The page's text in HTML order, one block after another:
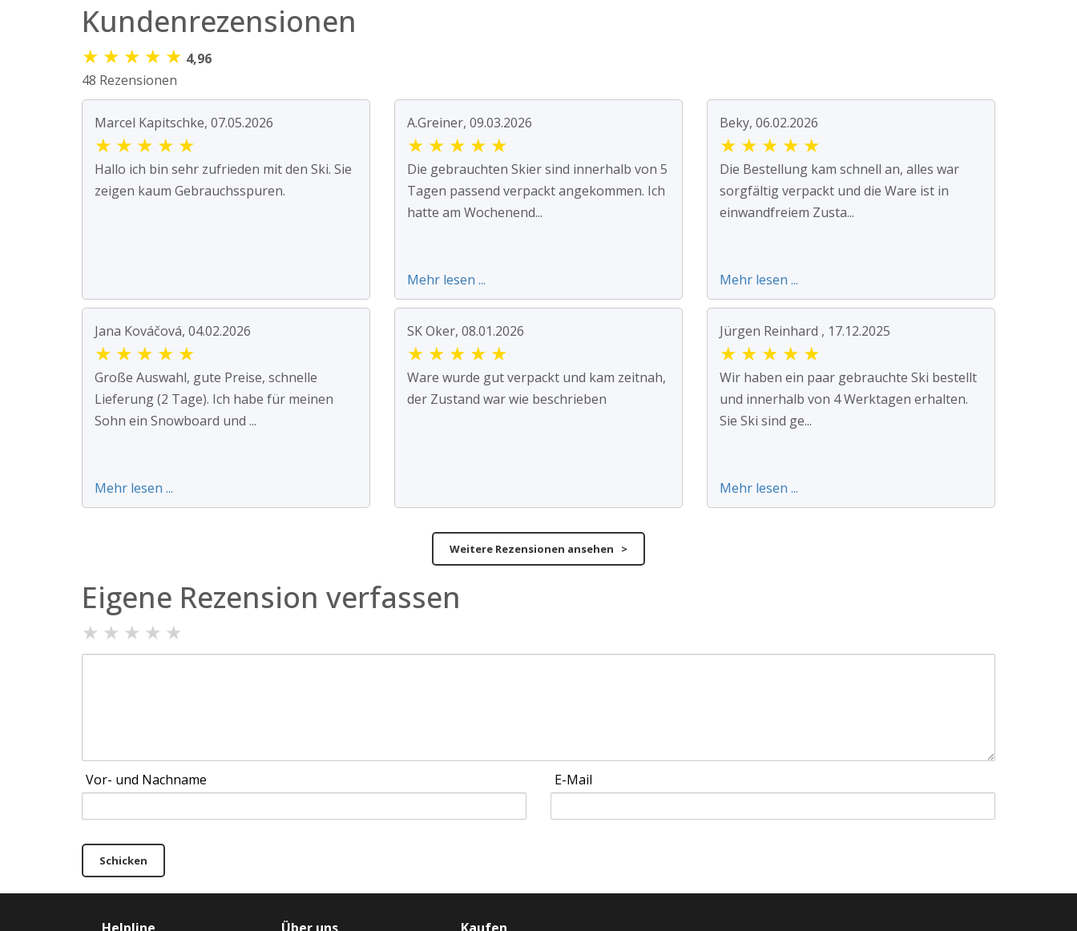
Kundenrezensionen
★ ★ ★ ★ ★ 4,96
48 Rezensionen
Marcel Kapitschke, 07.05.2026
★ ★ ★ ★ ★
Hallo ich bin sehr zufrieden mit den Ski. Sie
zeigen kaum Gebrauchsspuren.
A.Greiner, 09.03.2026
★ ★ ★ ★ ★
Die gebrauchten Skier sind innerhalb von 5
Tagen passend verpackt angekommen. Ich
hatte am Wochenend...
Mehr lesen ...
Beky, 06.02.2026
★ ★ ★ ★ ★
Die Bestellung kam schnell an, alles war
sorgfältig verpackt und die Ware ist in
einwandfreiem Zusta...
Mehr lesen ...
Jana Kováčová, 04.02.2026
★ ★ ★ ★ ★
Große Auswahl, gute Preise, schnelle
Lieferung (2 Tage). Ich habe für meinen
Sohn ein Snowboard und ...
Mehr lesen ...
SK Oker, 08.01.2026
★ ★ ★ ★ ★
Ware wurde gut verpackt und kam zeitnah,
der Zustand war wie beschrieben
Jürgen Reinhard , 17.12.2025
★ ★ ★ ★ ★
Wir haben ein paar gebrauchte Ski bestellt
und innerhalb von 4 Werktagen erhalten.
Sie Ski sind ge...
Mehr lesen ...
Weitere Rezensionen ansehen >
Eigene Rezension verfassen
★ ★ ★ ★ ★
Vor- und Nachname E-Mail
Schicken